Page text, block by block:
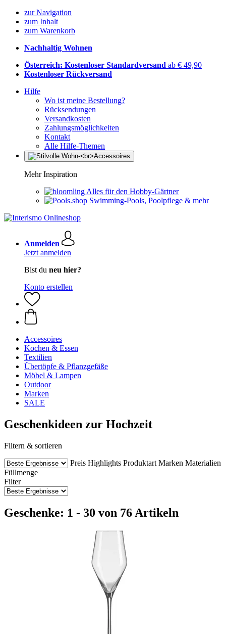
zur Navigation
zum Inhalt
zum Warenkorb
Nachhaltig Wohnen
Österreich: Kostenloser Standardversand ab € 49,90
Kostenloser Rückversand
Hilfe
Wo ist meine Bestellung?
Rücksendungen
Versandkosten
Zahlungsmöglichkeiten
Kontakt
Alle Hilfe-Themen
Mehr Inspiration
Alles für den Hobby-Gärtner
Swimming-Pools, Poolpflege & mehr
Anmelden
Jetzt anmelden
Bist du neu hier?
Konto erstellen
Accessoires
Kochen & Essen
Textilien
Übertöpfe & Pflanzgefäße
Möbel & Lampen
Outdoor
Marken
SALE
Geschenkideen zur Hochzeit
Filtern & sortieren
Preis Highlights Produktart Marken Materialien
Füllmenge
Filter
Geschenke: 1 - 30 von 76 Artikeln